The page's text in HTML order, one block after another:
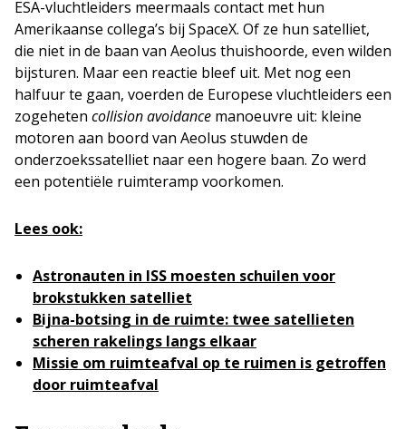
ESA-vluchtleiders meermaals contact met hun
Amerikaanse collega’s bij SpaceX. Of ze hun satelliet,
die niet in de baan van Aeolus thuishoorde, even wilden
bijsturen. Maar een reactie bleef uit. Met nog een
halfuur te gaan, voerden de Europese vluchtleiders een
zogeheten collision avoidance manoeuvre uit: kleine
motoren aan boord van Aeolus stuwden de
onderzoekssatelliet naar een hogere baan. Zo werd
een potentiële ruimteramp voorkomen.
Lees ook:
Astronauten in ISS moesten schuilen voor
brokstukken satelliet
Bijna-botsing in de ruimte: twee satellieten
scheren rakelings langs elkaar
Missie om ruimteafval op te ruimen is getroffen
door ruimteafval